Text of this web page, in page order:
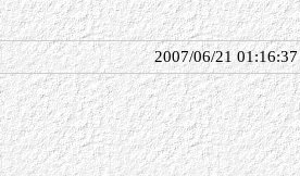
2007/06/21 01:16:37